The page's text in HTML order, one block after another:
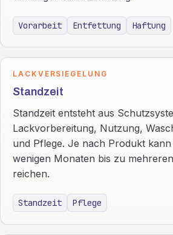
Vorarbeit Entfettung Haftung
LACKVERSIEGELUNG
Standzeit
Standzeit entsteht aus
Lackvorbereitung, Nutzung,
und Pflege. Je nach Produkt kann
wenigen Monaten bis zu
reichen.
Standzeit Pflege